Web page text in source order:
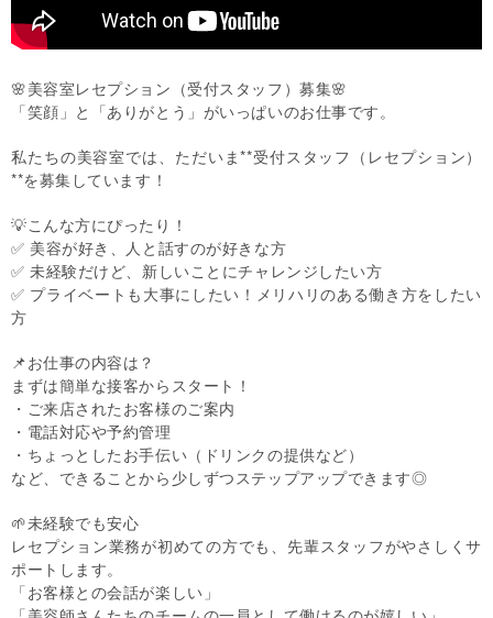
🌸美容室レセプション（受付スタッフ）募集🌸
「笑顔」と「ありがとう」がいっぱいのお仕事です。
私たちの美容室では、ただいま**受付スタッフ（レセプション）
**を募集しています！
💡こんな方にぴったり！
✅ 美容が好き、人と話すのが好きな方
✅ 未経験だけど、新しいことにチャレンジしたい方
✅ プライベートも大事にしたい！メリハリのある働き方をしたい
方
📌お仕事の内容は？
まずは簡単な接客からスタート！
・ご来店されたお客様のご案内
・電話対応や予約管理
・ちょっとしたお手伝い（ドリンクの提供など）
など、できることから少しずつステップアップできます◎
🌱未経験でも安心
レセプション業務が初めての方でも、先輩スタッフがやさしくサ
ポートします。
「お客様との会話が楽しい」